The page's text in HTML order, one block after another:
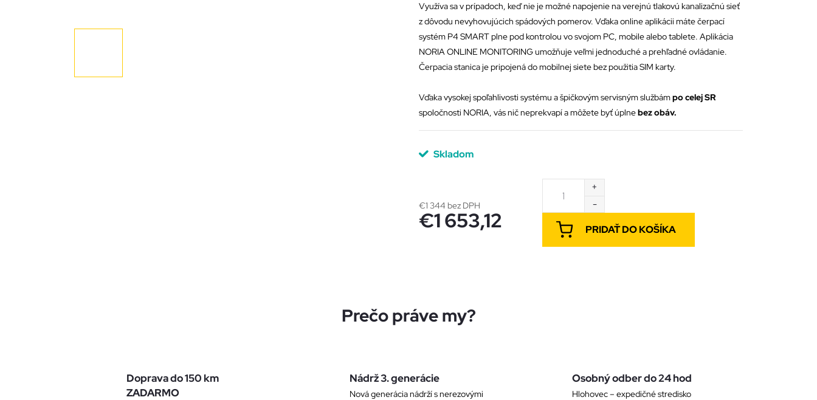
Využíva sa v prípadoch, keď nie je možné napojenie na verejnú tlakovú kanalizačnú sieť
z dôvodu nevyhovujúcich spádových pomerov. Vďaka online aplikácii máte čerpací
systém P4 SMART plne pod kontrolou vo svojom PC, mobile alebo tablete. Aplikácia
NORIA ONLINE MONITORING umožňuje veľmi jednoduché a prehľadné ovládanie.
Čerpacia stanica je pripojená do mobilnej siete bez použitia SIM karty.
Vďaka vysokej spoľahlivosti systému a špičkovým servisným službámpo celej SR
spoločnosti NORIA, vás nič neprekvapí a môžete byť úplnebez obáv.
Skladom
€1 653,12
€1 344 bez DPH
Jednotková
cena:
PRIDAŤ DO KOŠÍKA
Prečo práve my?
Doprava do 150 km
ZADARMO
Nádrž 3. generácie
Nová generácia nádrží s nerezovými
Osobný odber do 24 hod
Hlohovec – expedičné stredisko